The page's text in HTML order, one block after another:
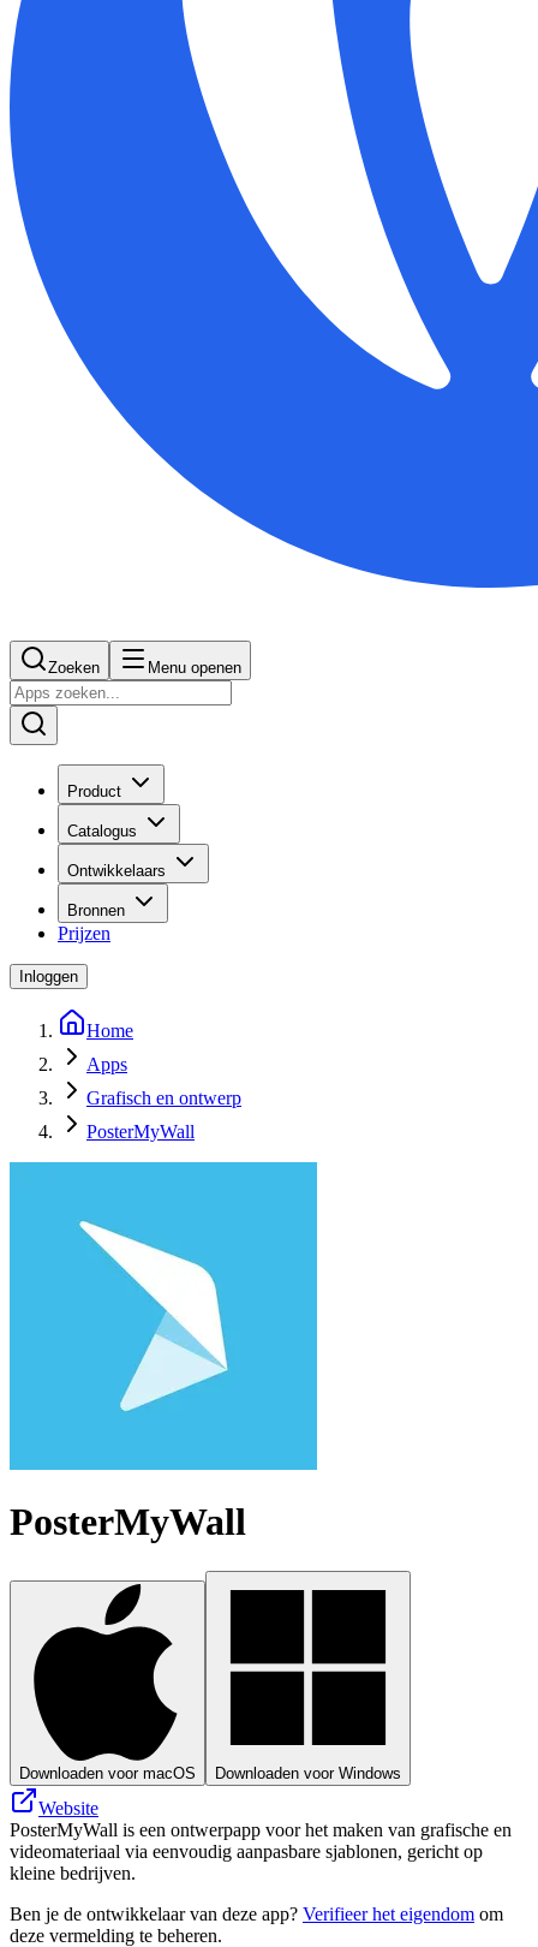
Zoeken Menu openen
Product
Catalogus
Ontwikkelaars
Bronnen
Prijzen
Inloggen
Home
Apps
Grafisch en ontwerp
PosterMyWall
PosterMyWall
Downloaden voor macOS Downloaden voor Windows
Website
PosterMyWall is een ontwerpapp voor het maken van grafische en
videomateriaal via eenvoudig aanpasbare sjablonen, gericht op
kleine bedrijven.
Ben je de ontwikkelaar van deze app? Verifieer het eigendom om
deze vermelding te beheren.